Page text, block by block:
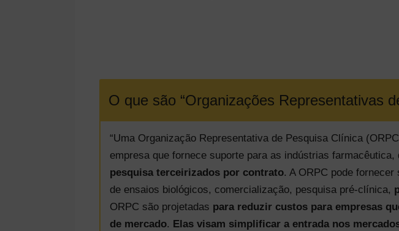
O que são “Organizações Representativas
“Uma Organização Representativa de Pesquisa Clínica
empresa que fornece suporte para as indústrias
pesquisa terceirizados por contrato. A ORPC pode
de ensaios biológicos, comercialização, pesquisa pré-clínica,
ORPC são projetadas para reduzir custos para empresas
de mercado. Elas visam simplificar a entrada nos